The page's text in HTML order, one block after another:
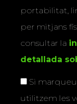
portabilitat,
per mitjans
consultar la
detallada
Si
utilitzem les